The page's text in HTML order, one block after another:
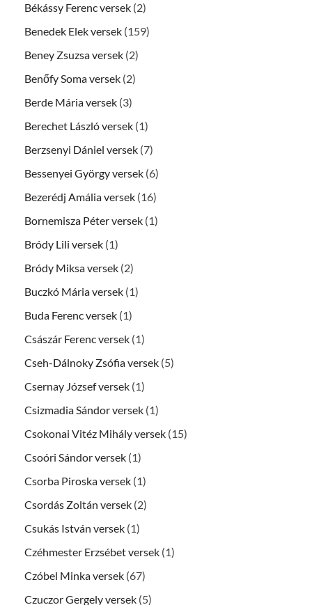
Békássy Ferenc versek (2)
Benedek Elek versek (159)
Beney Zsuzsa versek (2)
Benőfy Soma versek (2)
Berde Mária versek (3)
Berechet László versek (1)
Berzsenyi Dániel versek (7)
Bessenyei György versek (6)
Bezerédj Amália versek (16)
Bornemisza Péter versek (1)
Bródy Lili versek (1)
Bródy Miksa versek (2)
Buczkó Mária versek (1)
Buda Ferenc versek (1)
Császár Ferenc versek (1)
Cseh-Dálnoky Zsófia versek (5)
Csernay József versek (1)
Csizmadia Sándor versek (1)
Csokonai Vitéz Mihály versek (15)
Csoóri Sándor versek (1)
Csorba Piroska versek (1)
Csordás Zoltán versek (2)
Csukás István versek (1)
Czéhmester Erzsébet versek (1)
Czóbel Minka versek (67)
Czuczor Gergely versek (5)